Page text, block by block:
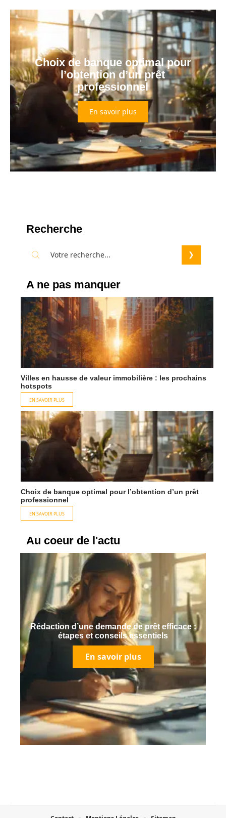
Choix de banque optimal pour
l’obtention d’un prêt
professionnel
En savoir plus
Recherche
A ne pas manquer
Villes en hausse de valeur immobilière : les prochains
hotspots
EN SAVOIR PLUS
Choix de banque optimal pour l’obtention d’un prêt
professionnel
EN SAVOIR PLUS
Au coeur de l'actu
Rédaction d’une demande de prêt efficace :
étapes et conseils essentiels
En savoir plus